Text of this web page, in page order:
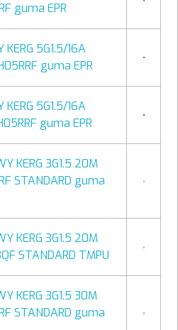
guma EPR
KERG 5G1.5/16A
guma EPR
KERG 5G1.5/16A
guma EPR
KERG 3G1.5 20M
STANDARD guma
KERG 3G1.5 20M
STANDARD TMPU
KERG 3G1.5 30M
STANDARD guma